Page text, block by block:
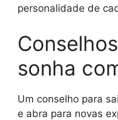
personalidade de
sonha
Um conselho para
e abra para novas